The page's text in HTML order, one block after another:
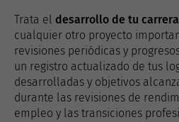
Trata el desarrollo de tu
cualquier otro proyecto
revisiones periódicas y
un registro actualizado de tus
desarrolladas y objetivos
durante las revisiones de
empleo y las transiciones